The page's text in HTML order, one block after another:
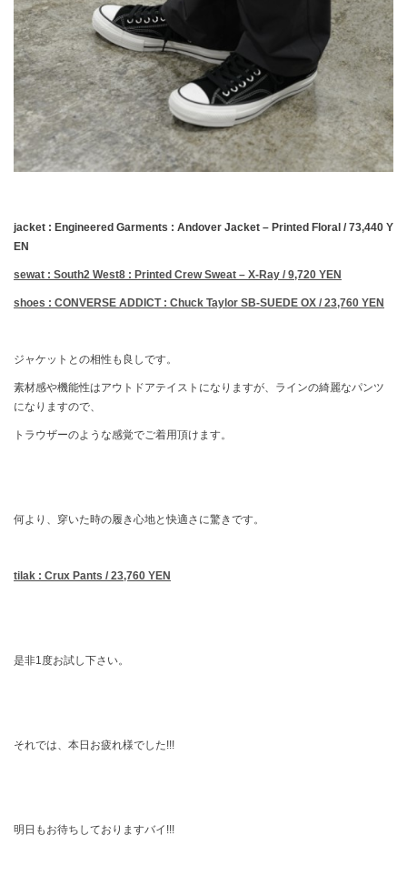
jacket : Engineered Garments : Andover Jacket – Printed Floral / 73,440 Y
EN
sewat : South2 West8 : Printed Crew Sweat – X-Ray / 9,720 YEN
shoes : CONVERSE ADDICT : Chuck Taylor SB-SUEDE OX / 23,760 YEN
ジャケットとの相性も良しです。
素材感や機能性はアウトドアテイストになりますが、ラインの綺麗なパンツ
になりますので、
トラウザーのような感覚でご着用頂けます。
何より、穿いた時の履き心地と快適さに驚きです。
tilak : Crux Pants / 23,760 YEN
是非1度お試し下さい。
それでは、本日お疲れ様でした!!!
明日もお待ちしておりますバイ!!!